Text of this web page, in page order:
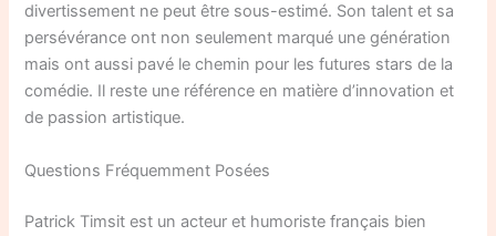
divertissement ne peut être sous-estimé. Son talent et sa
persévérance ont non seulement marqué une génération
mais ont aussi pavé le chemin pour les futures stars de la
comédie. Il reste une référence en matière d’innovation et
de passion artistique.
Questions Fréquemment Posées
Patrick Timsit est un acteur et humoriste français bien